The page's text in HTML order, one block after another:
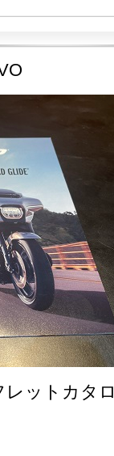
ットカタ